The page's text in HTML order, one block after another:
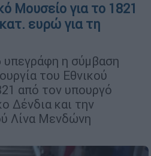
Μουσείο για το 1821
ευρώ για τη
υπεγράφη η σύμβαση
του Εθνικού
από τον υπουργό
Δένδια και την
Λίνα Μενδώνη